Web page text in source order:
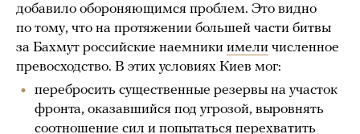
добавило обороняющимся проблем. Это видно
по тому, что на протяжении большей части битвы
за Бахмут российские наемники имели численное
превосходство. В этих условиях Киев мог:
перебросить существенные резервы на участок
фронта, оказавшийся под угрозой, выровнять
соотношение сил и попытаться перехватить